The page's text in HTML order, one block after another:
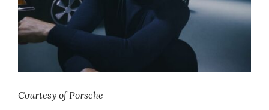
Courtesy of Porsche